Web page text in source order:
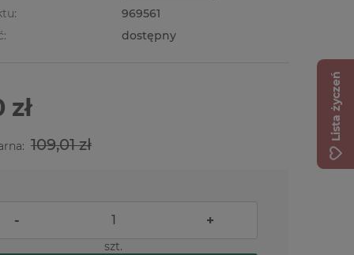
969561
dostępny
zł
109,01 zł
- +
szt.
Lista życzeń